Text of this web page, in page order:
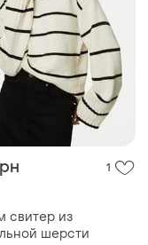
1
свитер из
шерсти